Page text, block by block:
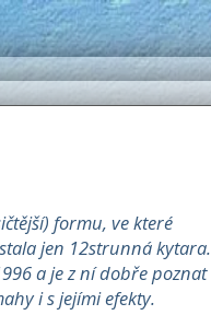
formu, ve které
jen 12strunná kytara.
a je z ní dobře poznat
i s jejími efekty.